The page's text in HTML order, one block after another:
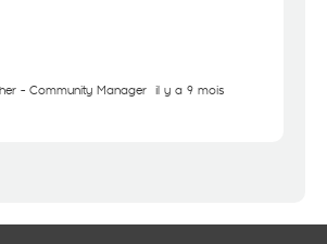
- Community Manager il y a 9 mois